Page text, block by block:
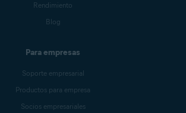
Rendimiento
Blog
Para empresas
Soporte empresarial
Productos para empresa
Socios empresariales